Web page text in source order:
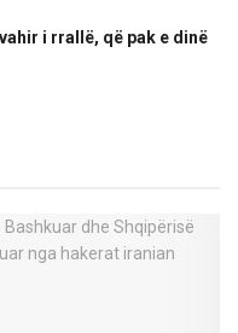
i rrallë, që pak e dinë